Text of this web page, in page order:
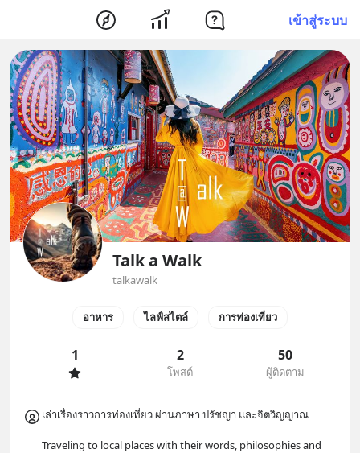
เข้าสู่ระบบ
Talk a Walk
talkawalk
อาหาร ไลฟ์สไตล์ การท่องเที่ยว
1 2
โพสต์
50
ผู้ติดตาม
เล่าเรื่องราวการท่องเที่ยว ผ่านภาษา ปรัชญา และจิตวิญญาณ
Traveling to local places with their words, philosophies and